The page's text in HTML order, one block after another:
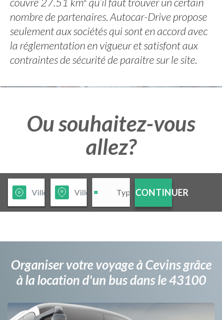
nombre de partenaires. Autocar-Drive propose
seulement aux sociétés qui sont en accord avec
la réglementation en vigueur et satisfont aux
contraintes de sécurité de paraitre sur le site.
Ou souhaitez-vous
allez?
CONTINUER
Organiser votre voyage à Cevins grâce
à la location d'un bus dans le 43100